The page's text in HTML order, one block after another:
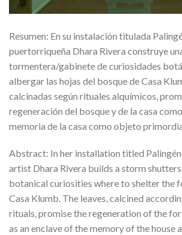
Resumen: En su instalación titulada
puertorriqueña Dhara Rivera construye
tormentera/gabinete de curiosidades
albergar las hojas del bosque de Casa
calcinadas según rituales alquímicos,
regeneración del bosque y de la casa
memoria de la casa como objeto
Abstract: In her installation titled
artist Dhara Rivera builds a storm
botanical curiosities where to shelter the
Casa Klumb. The leaves, calcined
rituals, promise the regeneration of the
as an enclave of the memory of the house